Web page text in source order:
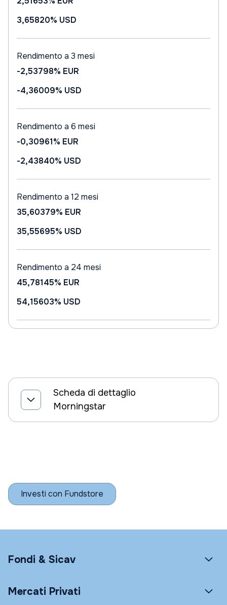
3,65820% USD
Rendimento a 3 mesi
-2,53798% EUR
-4,36009% USD
Rendimento a 6 mesi
-0,30961% EUR
-2,43840% USD
Rendimento a 12 mesi
35,60379% EUR
35,55695% USD
Rendimento a 24 mesi
45,78145% EUR
54,15603% USD
Scheda di dettaglio
Morningstar
Investi con Fundstore
Fondi & Sicav
Mercati Privati